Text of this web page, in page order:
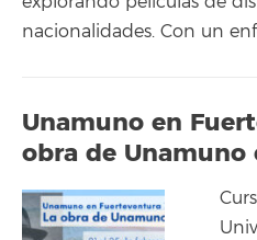
nacionalidades. Con un
Unamuno en
obra de Unamuno